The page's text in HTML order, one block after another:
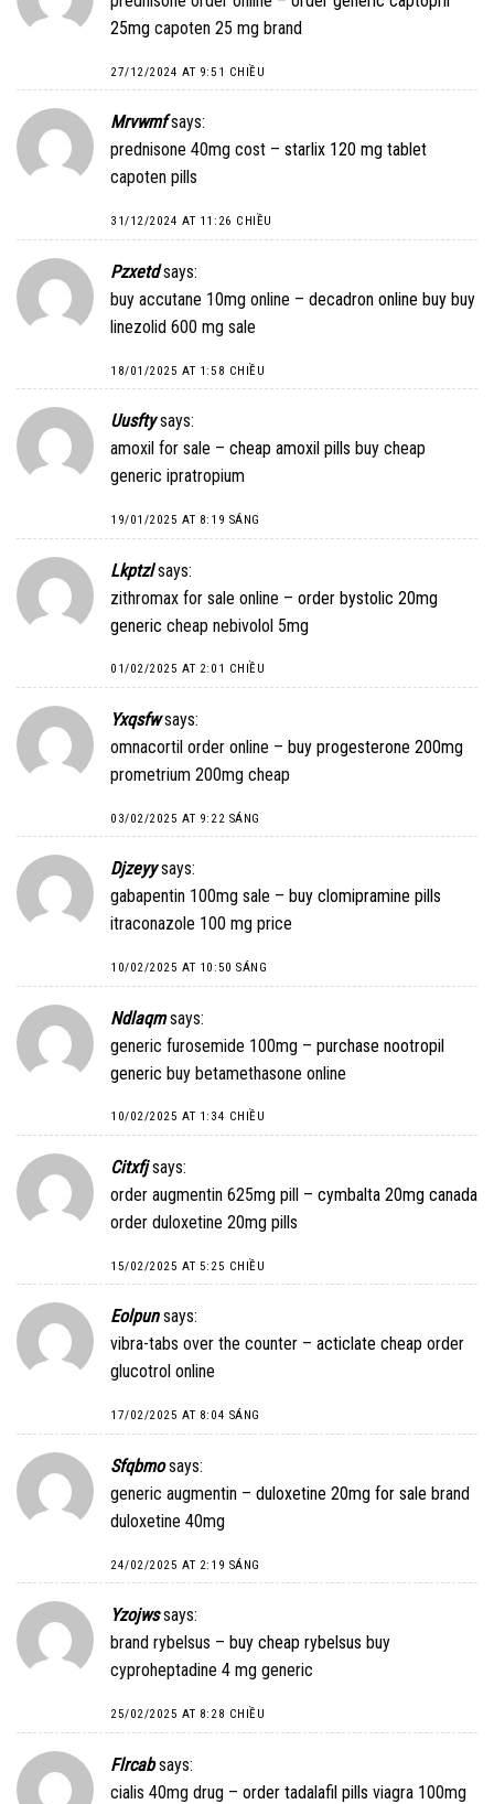
25mg capoten 25 mg brand
27/12/2024 AT 9:51 CHIỀU
Mrvwmf says:
prednisone 40mg cost – starlix 120 mg tablet
capoten pills
31/12/2024 AT 11:26 CHIỀU
Pzxetd says:
buy accutane 10mg online – decadron online buy buy
linezolid 600 mg sale
18/01/2025 AT 1:58 CHIỀU
Uusfty says:
amoxil for sale – cheap amoxil pills buy cheap
generic ipratropium
19/01/2025 AT 8:19 SÁNG
Lkptzl says:
zithromax for sale online – order bystolic 20mg
generic cheap nebivolol 5mg
01/02/2025 AT 2:01 CHIỀU
Yxqsfw says:
omnacortil order online – buy progesterone 200mg
prometrium 200mg cheap
03/02/2025 AT 9:22 SÁNG
Djzeyy says:
gabapentin 100mg sale – buy clomipramine pills
itraconazole 100 mg price
10/02/2025 AT 10:50 SÁNG
Ndlaqm says:
generic furosemide 100mg – purchase nootropil
generic buy betamethasone online
10/02/2025 AT 1:34 CHIỀU
Citxfj says:
order augmentin 625mg pill – cymbalta 20mg canada
order duloxetine 20mg pills
15/02/2025 AT 5:25 CHIỀU
Eolpun says:
vibra-tabs over the counter – acticlate cheap order
glucotrol online
17/02/2025 AT 8:04 SÁNG
Sfqbmo says:
generic augmentin – duloxetine 20mg for sale brand
duloxetine 40mg
24/02/2025 AT 2:19 SÁNG
Yzojws says:
brand rybelsus – buy cheap rybelsus buy
cyproheptadine 4 mg generic
25/02/2025 AT 8:28 CHIỀU
Flrcab says:
cialis 40mg drug – order tadalafil pills viagra 100mg